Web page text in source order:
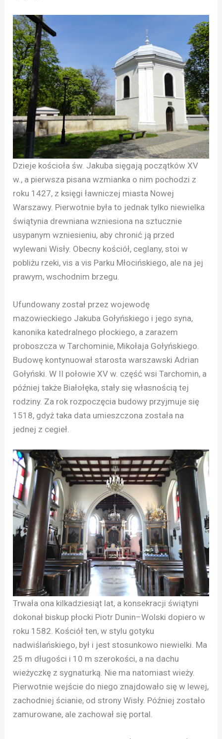
Dzieje kościoła św. Jakuba sięgają początków XV
w., a pierwsza pisana wzmianka o nim pochodzi z
roku 1427, z księgi ławniczej miasta Nowej
Warszawy. Pierwotnie była to jednak tylko niewielka
świątynia drewniana wzniesiona na sztucznie
usypanym wzniesieniu, aby chronić ją przed
wylewani Wisły. Obecny kościół, ceglany, stoi w
pobliżu rzeki, vis a vis Parku Młocińskiego, ale na jej
prawym, wschodnim brzegu.
Ufundowany został przez wojewodę
mazowieckiego Jakuba Gołyńskiego i jego syna,
kanonika katedralnego płockiego, a zarazem
proboszcza w Tarchominie, Mikołaja Gołyńskiego.
Budowę kontynuował starosta warszawski Adrian
Gołyński. W II połowie XV w. część wsi Tarchomin, a
później także Białołęka, stały się własnością tej
rodziny. Za rok rozpoczęcia budowy przyjmuje się
1518, gdyż taka data umieszczona została na
jednej z cegieł.
Trwała ona kilkadziesiąt lat, a konsekracji świątyni
dokonał biskup płocki Piotr Dunin–Wolski dopiero w
roku 1582. Kościół ten, w stylu gotyku
nadwiślańskiego, był i jest stosunkowo niewielki. Ma
25 m długości i 10 m szerokości, a na dachu
wieżyczkę z sygnaturką. Nie ma natomiast wieży.
Pierwotnie wejście do niego znajdowało się w lewej,
zachodniej ścianie, od strony Wisły. Później zostało
zamurowane, ale zachował się portal.